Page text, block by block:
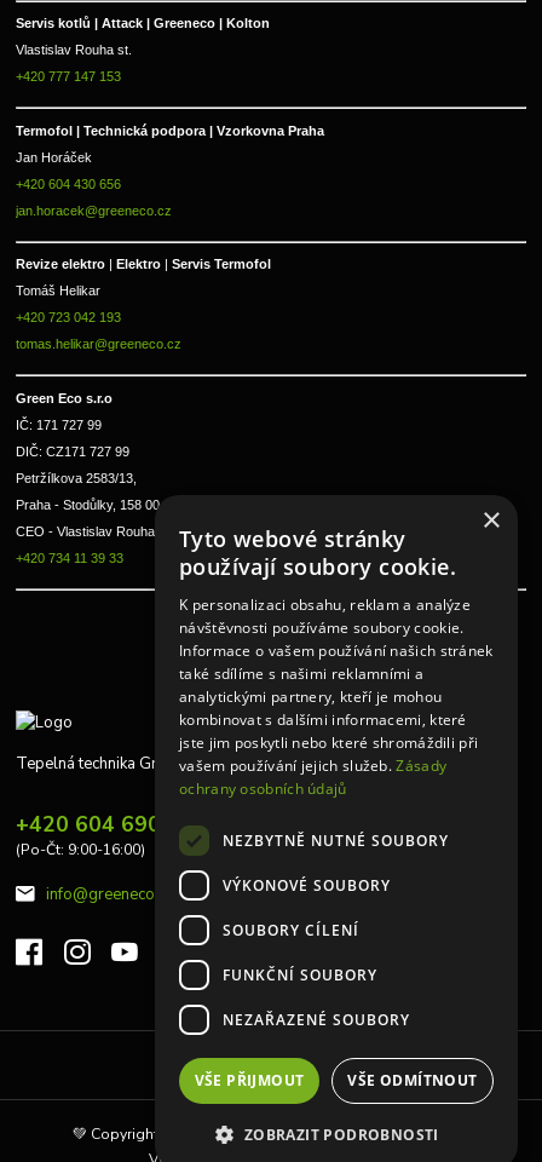
Servis kotlů | Attack | Greeneco | Kolton
Vlastislav Rouha st.
+420 777 147 153
Termofol | Technická podpora | Vzorkovna Praha
Jan Horáček
+420 604 430 656
jan.horacek@greeneco.cz
Revize elektro Elektro
Servis Termofol
Tomáš Helikar
+420 723 042 193
tomas.helikar@greeneco.cz
Green Eco s.r.o
IČ: 171 727 99
DIČ: CZ171 727 99
Petržílkova 2583/13,
Praha - Stodůlky, 158 00
CEO - Vlastislav Rouha ml.
+420 734 11 39 33
Tepelná technika Greeneco
+420 604 690 848
(Po-Čt: 9:00-16:00)
info@greeneco.cz
Upravit sběr cookies.
💚 Copyright © 2010 | Tepelná technika Greeneco s.r.o 💚
×
Tyto webové stránky
používají soubory cookie.
K personalizaci obsahu, reklam a analýze
návštěvnosti používáme soubory cookie.
Informace o vašem používání našich stránek
také sdílíme s našimi reklamními a
analytickými partnery, kteří je mohou
kombinovat s dalšími informacemi, které
jste jim poskytli nebo které shromáždili při
vašem používání jejich služeb.Zásady
ochrany osobních údajů
NEZBYTNĚ NUTNÉ SOUBORY
VÝKONOVÉ SOUBORY
SOUBORY CÍLENÍ
FUNKČNÍ SOUBORY
NEZAŘAZENÉ SOUBORY
VŠE PŘIJMOUT VŠE ODMÍTNOUT
ZOBRAZIT PODROBNOSTI